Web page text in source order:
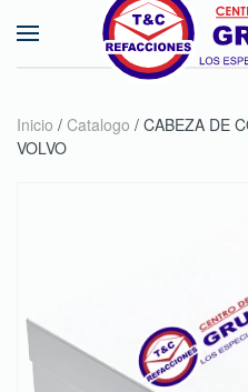
Skip to main content
Inicio / Catalogo / CABEZA DE
VOLVO